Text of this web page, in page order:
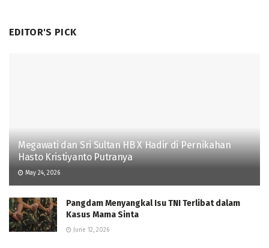
EDITOR'S PICK
Megawati dan Sri Sultan HB X Hadir di Pernikahan
Hasto Kristiyanto Putranya
May 24, 2026
Pangdam Menyangkal Isu TNI Terlibat dalam
Kasus Mama Sinta
June 12, 2026